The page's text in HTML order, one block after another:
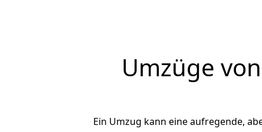
Umzüge
Ein Umzug kann eine aufregende,